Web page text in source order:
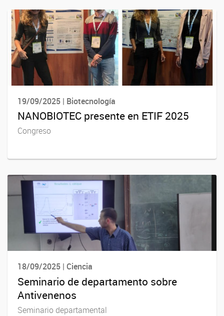
19/09/2025 | Biotecnología
NANOBIOTEC presente en ETIF 2025
Congreso
18/09/2025 | Ciencia
Seminario de departamento sobre
Antivenenos
Seminario departamental